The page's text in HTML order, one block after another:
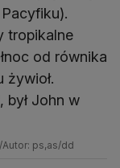
tropikalne
od równika
był John w
ps,as/dd